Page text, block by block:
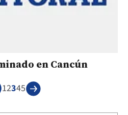
en Cancún
12345